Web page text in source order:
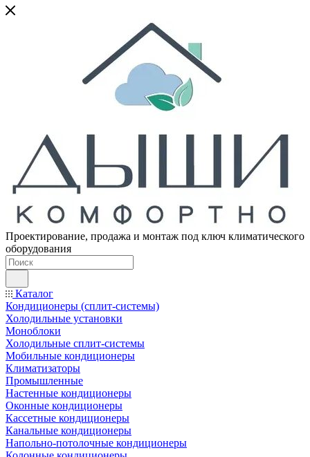
Проектирование, продажа и монтаж под ключ климатического
оборудования
Каталог
Кондиционеры (сплит-системы)
Холодильные установки
Моноблоки
Холодильные сплит-системы
Мобильные кондиционеры
Климатизаторы
Промышленные
Настенные кондиционеры
Оконные кондиционеры
Кассетные кондиционеры
Канальные кондиционеры
Напольно-потолочные кондиционеры